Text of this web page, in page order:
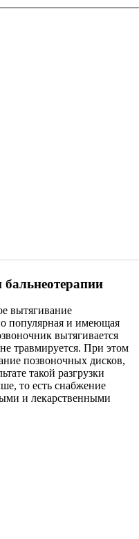
вытягивание
популярная и имеющая
вытягивается
травмируется. При этом
позвоночных дисков,
такой разгрузки
то есть снабжение
и лекарственными